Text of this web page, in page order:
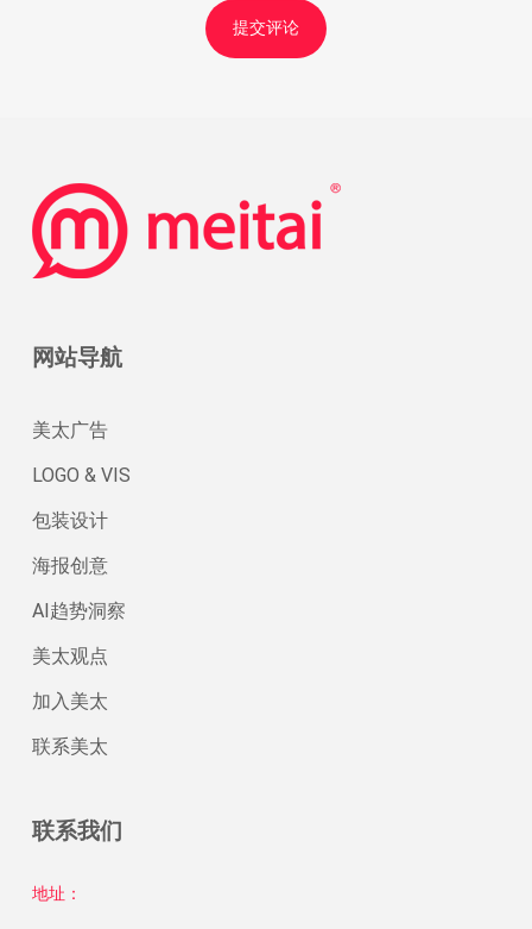
网站导航
美太广告
LOGO & VIS
包装设计
海报创意
AI趋势洞察
美太观点
加入美太
联系美太
联系我们
地址：